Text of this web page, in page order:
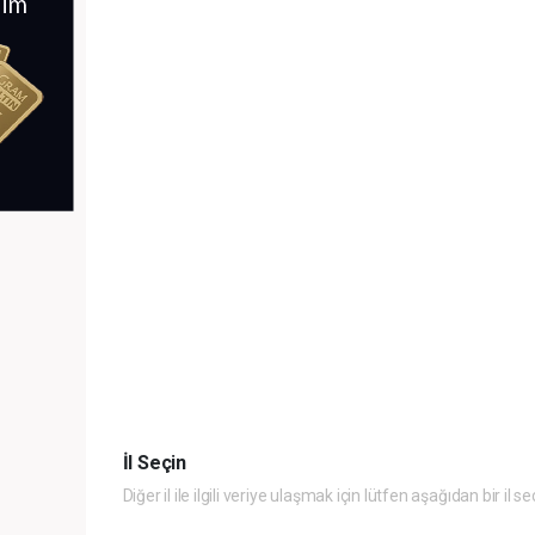
İl Seçin
Diğer il ile ilgili veriye ulaşmak için lütfen aşağıdan bir il